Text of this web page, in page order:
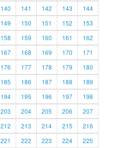
140 141 142 143
144
149 150 151 152
153
158 159 160 161
162
167 168 169 170
171
176 177 178 179
180
185 186 187 188
189
194 195 196 197
198
203 204 205 206
207
212 213 214 215
216
221 222 223 224
225